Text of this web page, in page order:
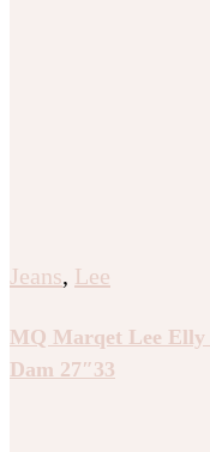
Jeans, Lee
MQ Marqet Lee Elly
Dam 27″33